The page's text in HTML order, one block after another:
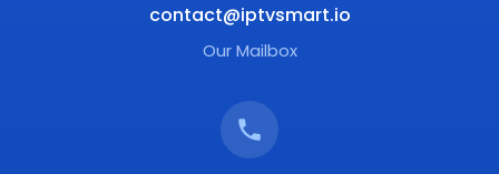
contact@iptvsmart.io
Our Mailbox